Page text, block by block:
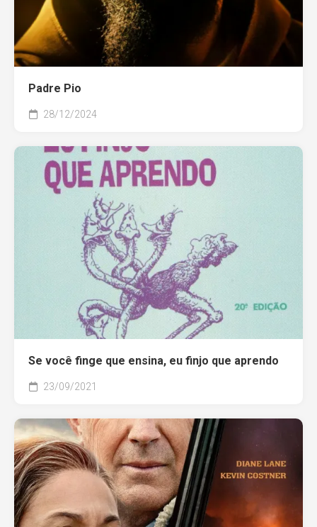
Padre Pio
28/12/2024
Se você finge que ensina, eu finjo que aprendo
23/09/2021